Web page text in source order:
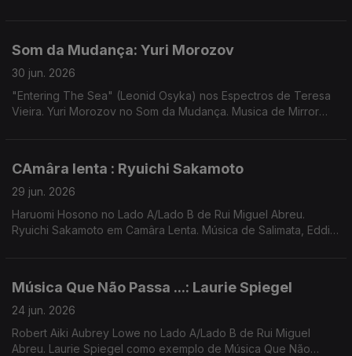
Som da Mudança: Yuri Morozov
30 jun. 2026
"Entering The Sea" (Leonid Osyka) nos Espectros de Teresa
Vieira. Yuri Morozov no Som da Mudança. Musica de Mirror
CAmâra lenta : Ryuichi Sakamoto
29 jun. 2026
Haruomi Hosono no Lado A/Lado B de Rui Miguel Abreu.
Ryuichi Sakamoto em Camâra Lenta. Música de Salimata, Eddie
Música Que Não Passa ...: Laurie Spiegel
24 jun. 2026
Robert Aiki Aubrey Lowe no Lado A/Lado B de Rui Miguel
Abreu. Laurie Spiegel como exemplo de Música Que Não